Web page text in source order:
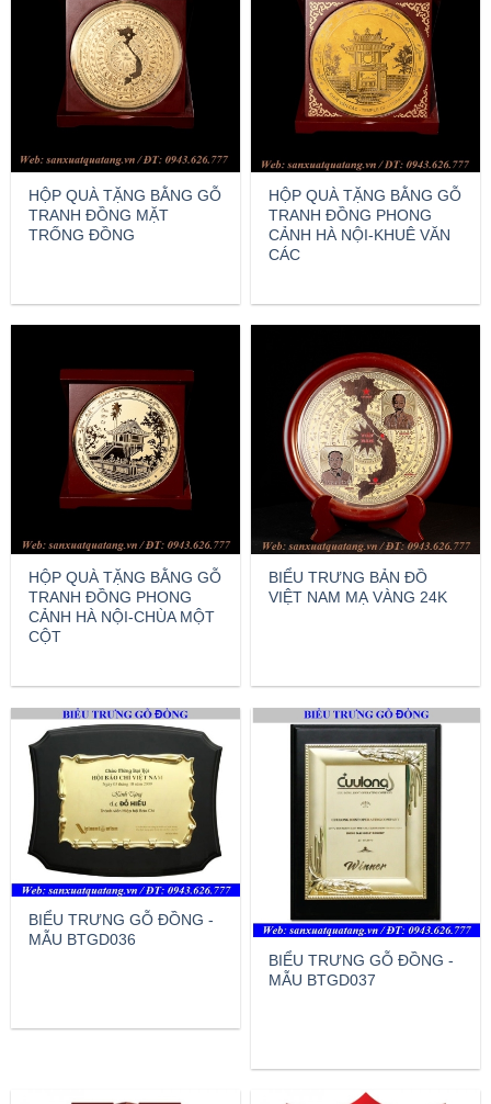
HỘP QUÀ TẶNG BẰNG GỖ
TRANH ĐỒNG MẶT
TRỐNG ĐỒNG
HỘP QUÀ TẶNG BẰNG GỖ
TRANH ĐỒNG PHONG
CẢNH HÀ NỘI-KHUÊ VĂN
CÁC
HỘP QUÀ TẶNG BẰNG GỖ
TRANH ĐỒNG PHONG
CẢNH HÀ NỘI-CHÙA MỘT
CỘT
BIỂU TRƯNG BẢN ĐỒ
VIỆT NAM MẠ VÀNG 24K
BIỂU TRƯNG GỖ ĐỒNG -
MẪU BTGD036
BIỂU TRƯNG GỖ ĐỒNG -
MẪU BTGD037